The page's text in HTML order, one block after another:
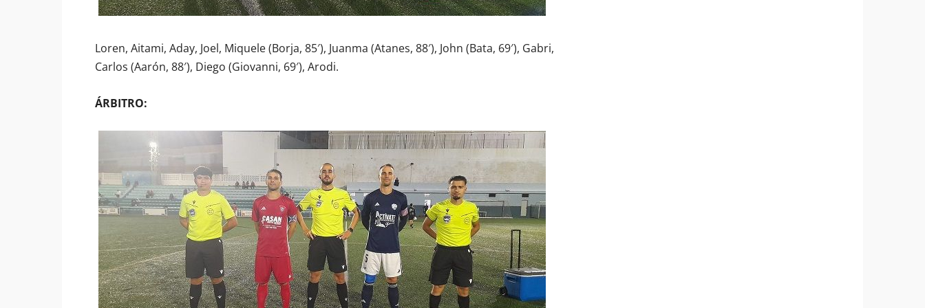
Loren, Aitami, Aday, Joel, Miquele (Borja, 85′), Juanma (Atanes, 88′), John (Bata, 69′), Gabri,
Carlos (Aarón, 88′), Diego (Giovanni, 69′), Arodi.
ÁRBITRO: